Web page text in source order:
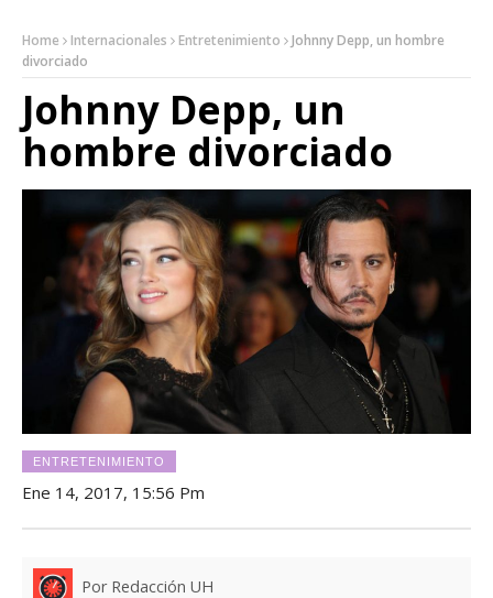
Home Internacionales Entretenimiento
Johnny Depp, un hombre
divorciado
Johnny Depp, un
hombre divorciado
ENTRETENIMIENTO
Ene 14, 2017, 15:56 Pm
Por Redacción UH